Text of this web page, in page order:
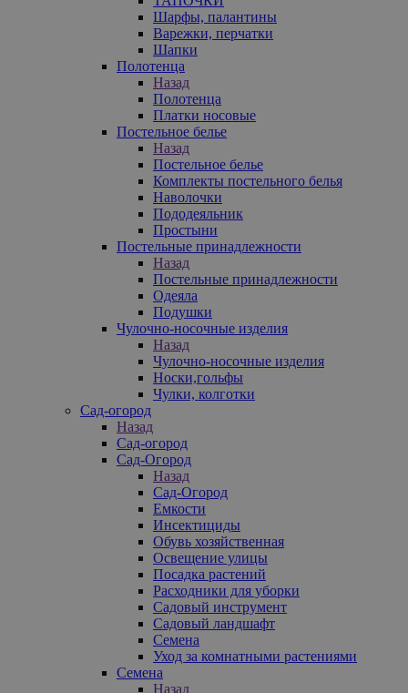
Шарфы, палантины
Варежки, перчатки
Шапки
Полотенца
Назад
Полотенца
Платки носовые
Постельное белье
Назад
Постельное белье
Комплекты постельного белья
Наволочки
Пододеяльник
Простыни
Постельные принадлежности
Назад
Постельные принадлежности
Одеяла
Подушки
Чулочно-носочные изделия
Назад
Чулочно-носочные изделия
Носки,гольфы
Чулки, колготки
Сад-огород
Назад
Сад-огород
Сад-Огород
Назад
Сад-Огород
Емкости
Инсектициды
Обувь хозяйственная
Освещение улицы
Посадка растений
Расходники для уборки
Садовый инструмент
Садовый ландшафт
Семена
Уход за комнатными растениями
Семена
Назад